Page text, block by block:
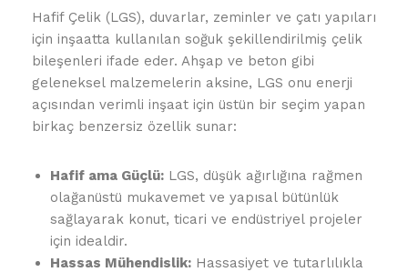
Hafif Çelik (LGS), duvarlar, zeminler ve çatı yapıları
için inşaatta kullanılan soğuk şekillendirilmiş çelik
bileşenleri ifade eder. Ahşap ve beton gibi
geleneksel malzemelerin aksine, LGS onu enerji
açısından verimli inşaat için üstün bir seçim yapan
birkaç benzersiz özellik sunar:
Hafif ama Güçlü: LGS, düşük ağırlığına rağmen
olağanüstü mukavemet ve yapısal bütünlük
sağlayarak konut, ticari ve endüstriyel projeler
için idealdir.
Hassas Mühendislik: Hassasiyet ve tutarlılıkla